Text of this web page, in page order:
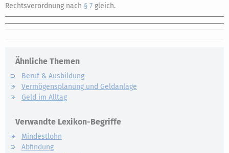
Rechtsverordnung nach § 7 gleich.
Ähnliche Themen
Beruf & Ausbildung
Vermögensplanung und Geldanlage
Geld im Alltag
Verwandte Lexikon-Begriffe
Mindestlohn
Abfindung